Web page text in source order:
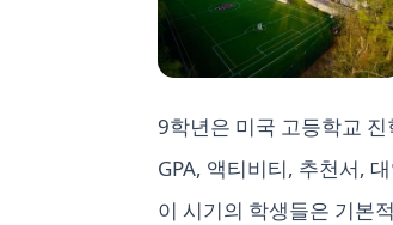
9학년은 미국 고등학교
GPA, 액티비티, 추천서,
이 시기의 학생들은 기본